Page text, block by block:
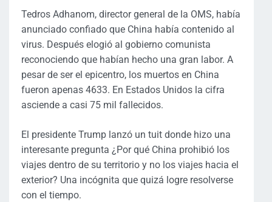
Tedros Adhanom, director general de la OMS, había
anunciado confiado que China había contenido al
virus. Después elogió al gobierno comunista
reconociendo que habían hecho una gran labor. A
pesar de ser el epicentro, los muertos en China
fueron apenas 4633. En Estados Unidos la cifra
asciende a casi 75 mil fallecidos.
El presidente Trump lanzó un tuit donde hizo una
interesante pregunta ¿Por qué China prohibió los
viajes dentro de su territorio y no los viajes hacia el
exterior? Una incógnita que quizá logre resolverse
con el tiempo.